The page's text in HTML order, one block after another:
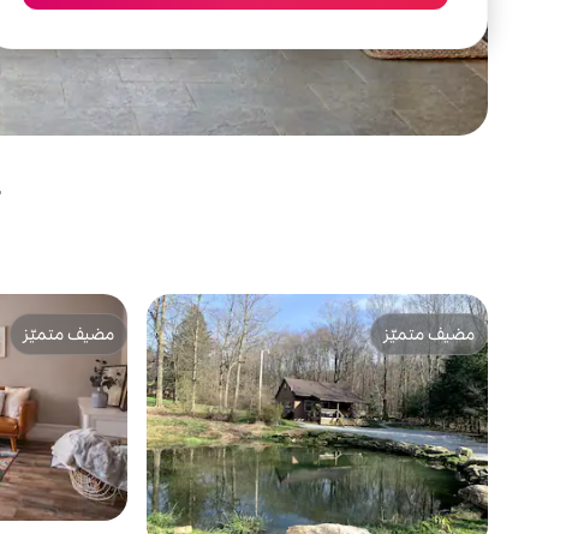
مضيف متميّز
مضيف متميّز
مضيف متميّز
مضيف متميّز